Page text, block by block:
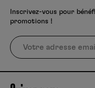
Inscrivez-vous pour
promotions !